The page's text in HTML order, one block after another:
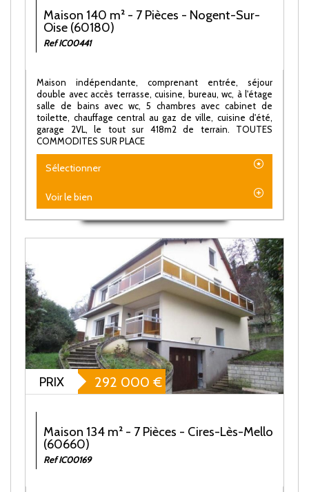
Maison 140 m² - 7 Pièces - Nogent-Sur-
Oise (60180)
Ref IC00441
Maison indépendante, comprenant entrée, séjour
double avec accès terrasse, cuisine, bureau, wc, à l'étage
salle de bains avec wc, 5 chambres avec cabinet de
toilette, chauffage central au gaz de ville, cuisine d'été,
garage 2VL, le tout sur 418m2 de terrain. TOUTES
COMMODITES SUR PLACE
Sélectionner
Voir le bien
PRIX 292 000 €
Maison 134 m² - 7 Pièces - Cires-Lès-Mello
(60660)
Ref IC00169